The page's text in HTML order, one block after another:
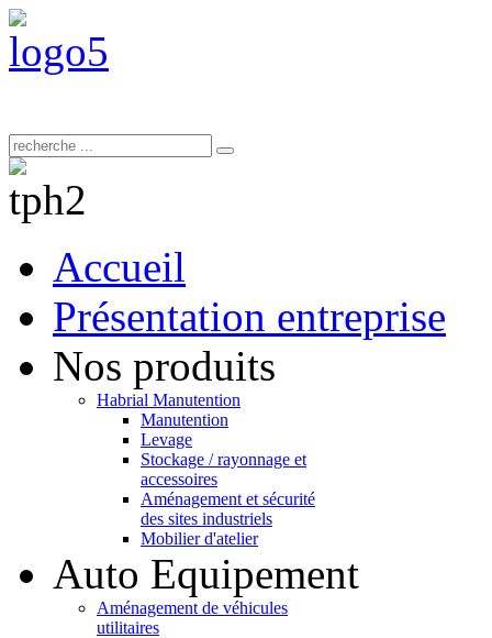
Accueil
Présentation entreprise
Nos produits
Habrial Manutention
Manutention
Levage
Stockage / rayonnage et
accessoires
Aménagement et sécurité
des sites industriels
Mobilier d'atelier
Auto Equipement
Aménagement de véhicules
utilitaires